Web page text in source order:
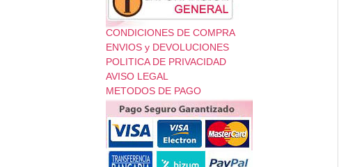
CONDICIONES DE COMPRA
ENVIOS y DEVOLUCIONES
POLITICA DE PRIVACIDAD
AVISO LEGAL
METODOS DE PAGO